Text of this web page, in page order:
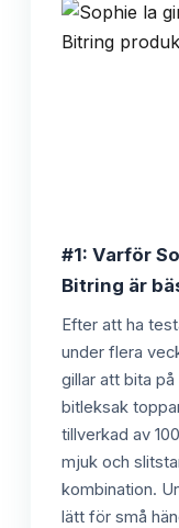
#1: Varför
Bitring är
Efter att ha
under flera
gillar att bita
bitleksak
tillverkad av
mjuk och
kombination.
lätt för små